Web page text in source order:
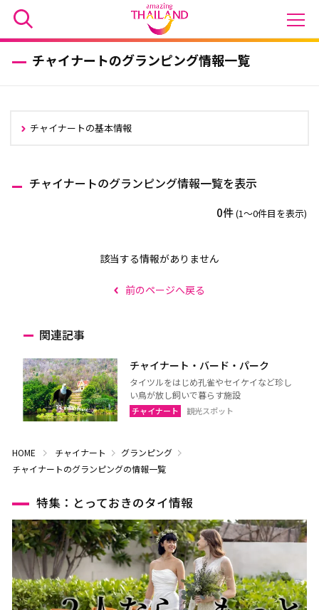
チャイナートのグランピング情報一覧
チャイナートの基本情報
チャイナートのグランピング情報一覧を表示
0件(1〜0件目を表示)
該当する情報がありません
前のページへ戻る
関連記事
チャイナート・バード・パーク
タイツルをはじめ孔雀やセイケイなど珍し
い鳥が放し飼いで暮らす施設
チャイナート 観光スポット
HOME チャイナート
グランピング
チャイナートのグランピングの情報一覧
特集：とっておきのタイ情報